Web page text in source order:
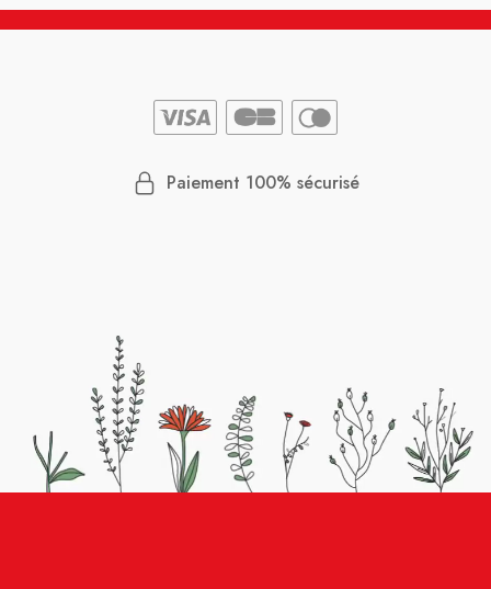
Paiement 100% sécurisé